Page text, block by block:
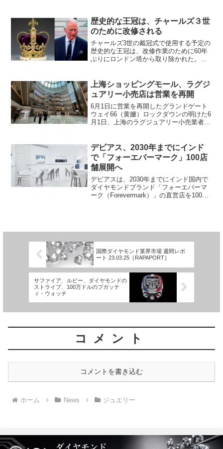
ストアを開催いたします。CRIVEL...
歴史的な王冠は、チャールズ３世
のために改修される
チャールズ3世の戴冠式で使用する予定の
歴史的な王冠は、改修作業のために60年
ぶりにロンドン塔から取り除かれた。こ
ッキンガム宮殿は声明で、この王冠は5月
6日土曜日の戴...
上海ショッピングモール、ラグジ
ュアリー小売店は営業を再開
6月1日に営業を再開したグランドゲート
ウェイ66（黄姗）ロックダウンの明けた6
月1日、上海のラグジュアリー小売業者は
ンドゲートウェイ66（港匯恒隆広場）で
は、１階のルイ...
デビアス、2030年までにインド
で「フォーエバーマーク」100店
舗展開へ
デビアスは、2030年までにインド国内で
ダイヤモンドブランド「フォーエバーマ
ーク（Forevermark）」の直営店を100店
国際ダイヤモンド業界市場 週間レポ
ート 23.03.25［RAPAPORT］
サファイア、ルビー、ダイヤモンドの
ストライプ、100万ドルのブガッテ
ィ・ウォッチ
コメント
コメントを書き込む
ホーム News ジュエリー